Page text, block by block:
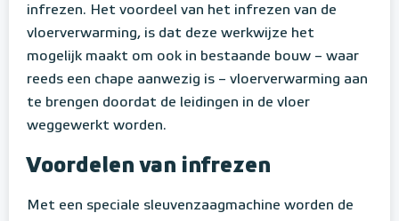
infrezen. Het voordeel van het infrezen van de
vloerverwarming, is dat deze werkwijze het
mogelijk maakt om ook in bestaande bouw – waar
reeds een chape aanwezig is – vloerverwarming aan
te brengen doordat de leidingen in de vloer
weggewerkt worden.
Voordelen van infrezen
Met een speciale sleuvenzaagmachine worden de